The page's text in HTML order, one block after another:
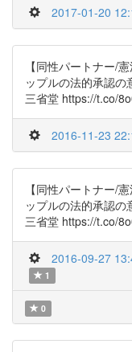
2017-01-20
【同性パートナー/
ップルの法的承認
三省堂 https://t.co/
2016-11-23
【同性パートナー/
ップルの法的承認
三省堂 https://t.co/
2016-09-27
1
0